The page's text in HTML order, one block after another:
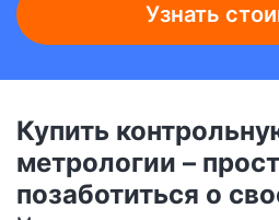
Узнать
Купить
метрологии –
позаботиться о